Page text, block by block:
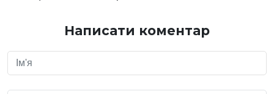
Написати коментар